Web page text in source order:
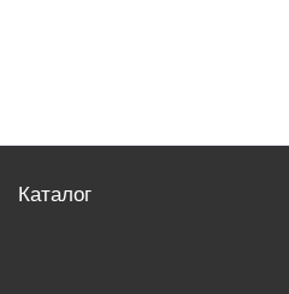
Каталог